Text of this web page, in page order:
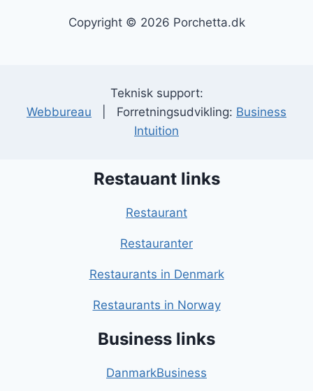
Copyright © 2026 Porchetta.dk
Teknisk support:
Webbureau | Forretningsudvikling: Business
Intuition
Restauant links
Restaurant
Restauranter
Restaurants in Denmark
Restaurants in Norway
Business links
DanmarkBusiness